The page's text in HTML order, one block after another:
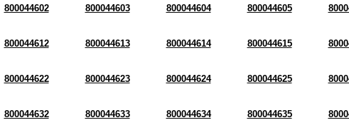
800044602 800044603 800044604 800044605
800044612 800044613 800044614 800044615
800044622 800044623 800044624 800044625
800044632 800044633 800044634 800044635